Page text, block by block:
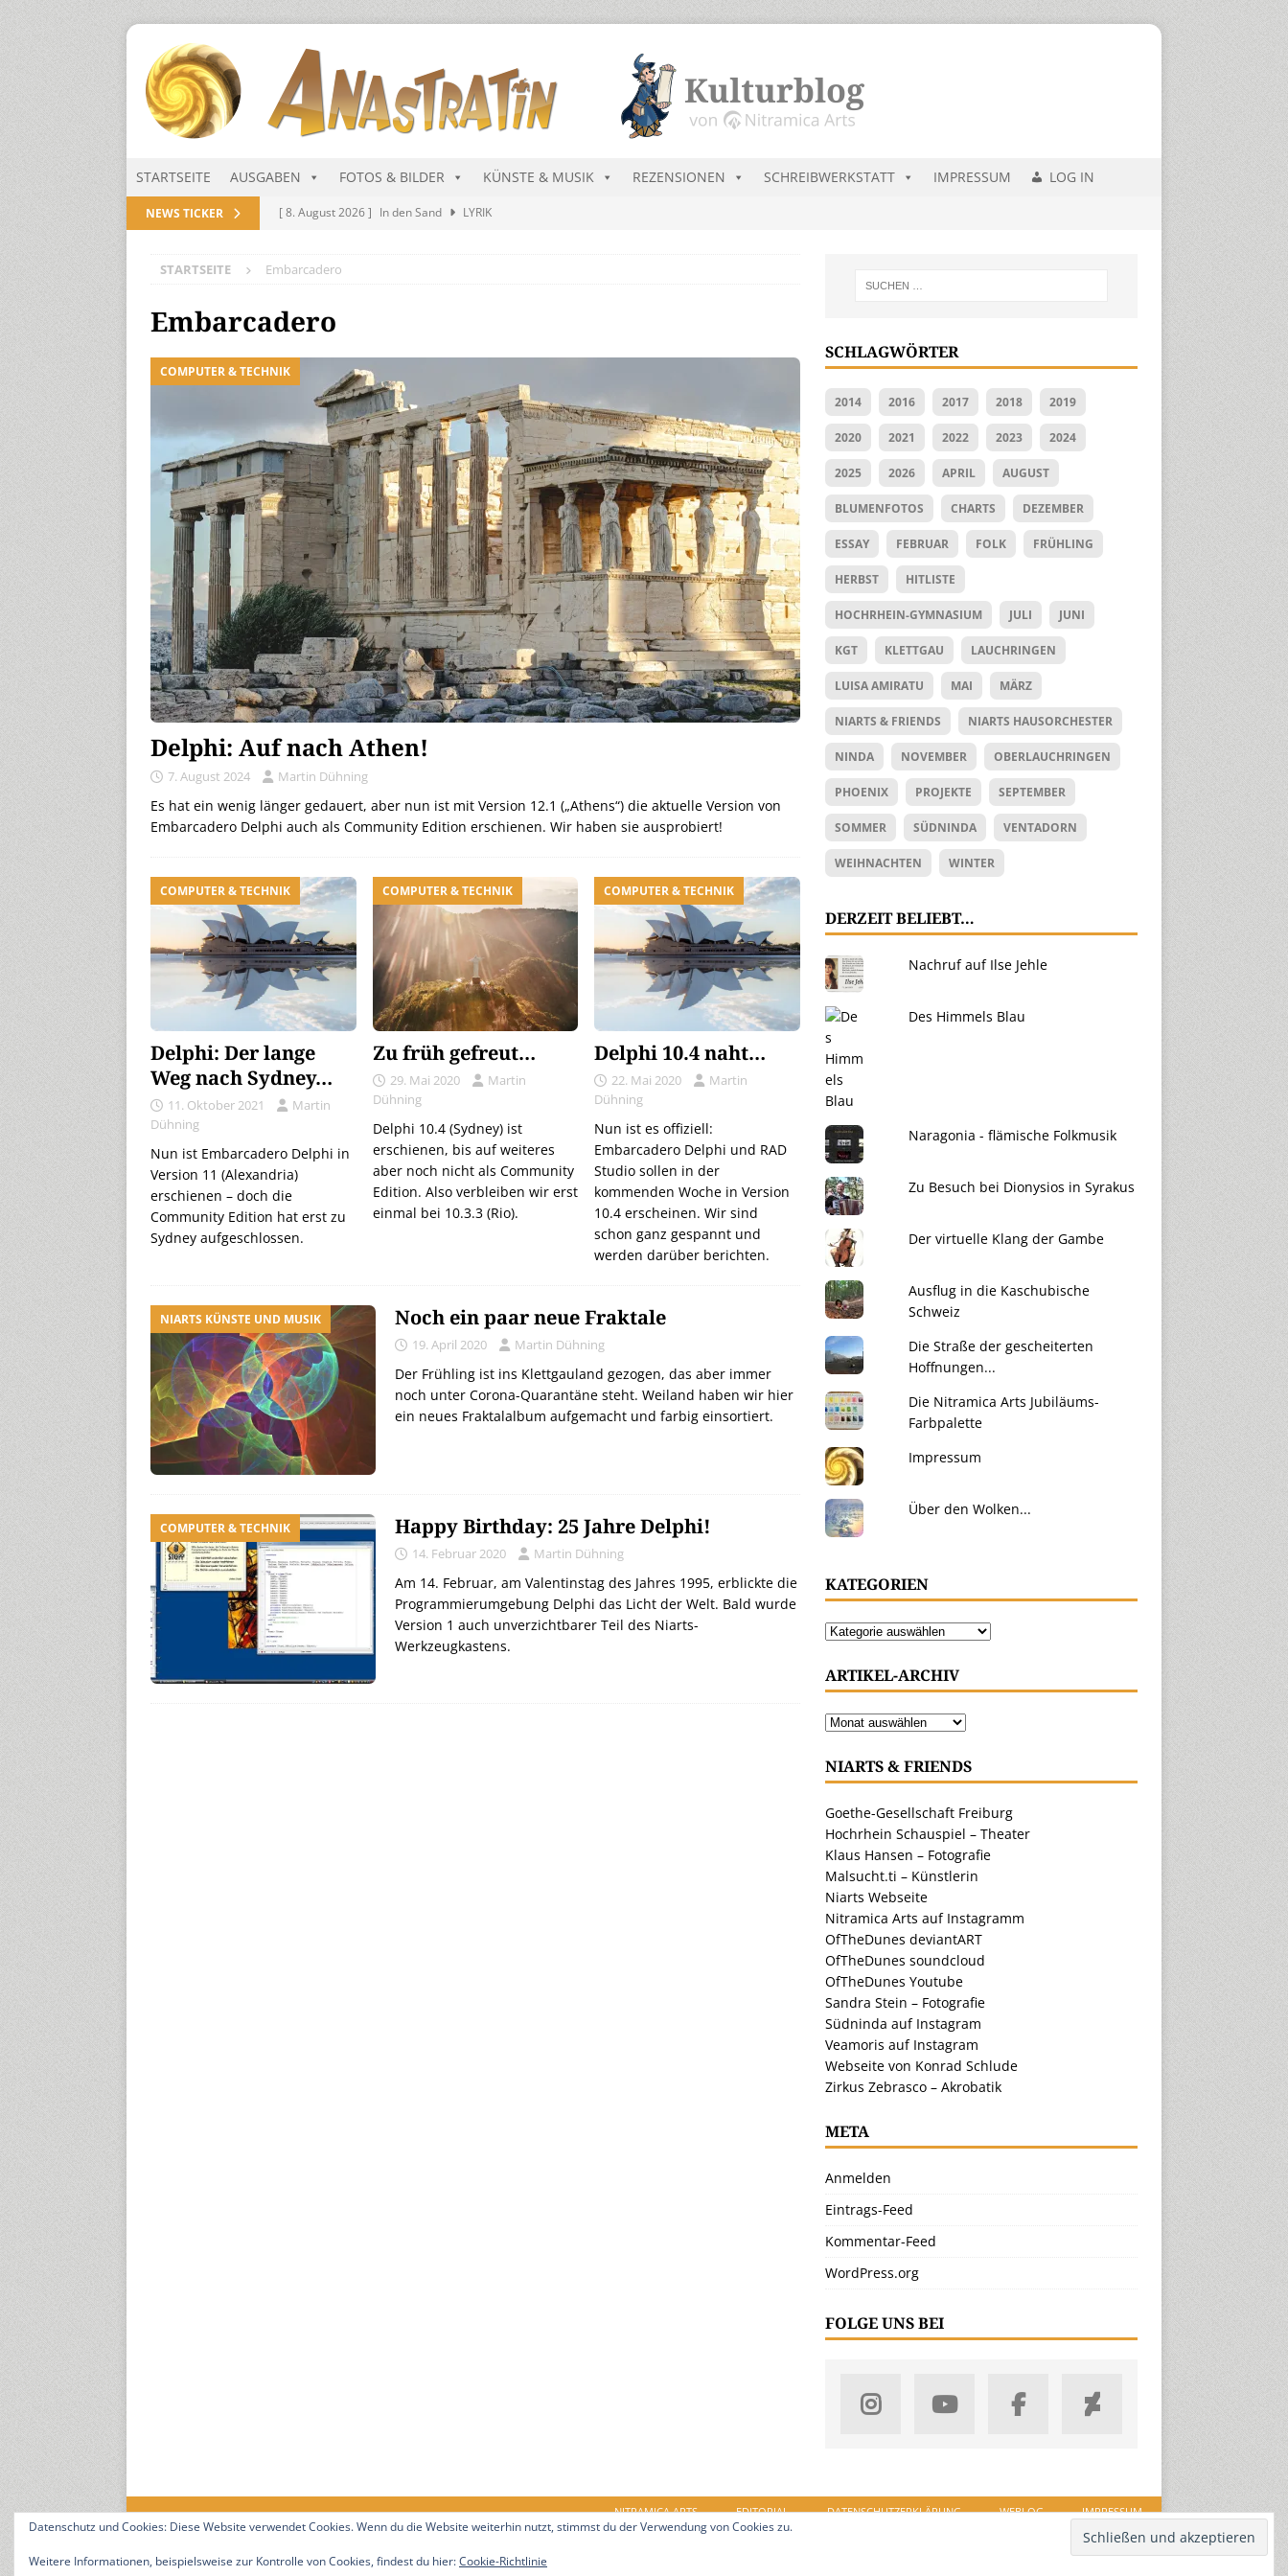
STARTSEITE AUSGABEN FOTOS & BILDER KÜNSTE & MUSIK REZENSIONEN SCHREIBWERKSTATT IMPRESSUM LOG IN
NEWS TICKER [ 8. August 2026 ] In den Sand
LYRIK
NITRAMIEN
[ 1. August 2026 ]
[ 1. August 2026 ]
STARTSEITE Embarcadero
Embarcadero
COMPUTER & TECHNIK
Delphi: Auf nach Athen!
7. August 2024 Martin Dühning
Es hat ein wenig länger gedauert, aber nun ist mit Version 12.1 („Athens“) die aktuelle Version von
Embarcadero Delphi auch als Community Edition erschienen. Wir haben sie ausprobiert!
COMPUTER & TECHNIK
Delphi: Der lange
Weg nach Sydney…
11. Oktober 2021
Martin
Dühning
Nun ist Embarcadero Delphi in
Version 11 (Alexandria)
erschienen – doch die
Community Edition hat erst zu
Sydney aufgeschlossen.
COMPUTER & TECHNIK
Zu früh gefreut…
29. Mai 2020
Martin
Dühning
Delphi 10.4 (Sydney) ist
erschienen, bis auf weiteres
aber noch nicht als Community
Edition. Also verbleiben wir erst
einmal bei 10.3.3 (Rio).
COMPUTER & TECHNIK
Delphi 10.4 naht…
22. Mai 2020
Martin
Dühning
Nun ist es offiziell:
Embarcadero Delphi und RAD
Studio sollen in der
kommenden Woche in Version
10.4 erscheinen. Wir sind
schon ganz gespannt und
werden darüber berichten.
NIARTS KÜNSTE UND MUSIK Noch ein paar neue Fraktale
19. April 2020 Martin Dühning
Der Frühling ist ins Klettgauland gezogen, das aber immer
noch unter Corona-Quarantäne steht. Weiland haben wir hier
ein neues Fraktalalbum aufgemacht und farbig einsortiert.
COMPUTER & TECHNIK Happy Birthday: 25 Jahre Delphi!
14. Februar 2020 Martin Dühning
Am 14. Februar, am Valentinstag des Jahres 1995, erblickte die
Programmierumgebung Delphi das Licht der Welt. Bald wurde
Version 1 auch unverzichtbarer Teil des Niarts-
Werkzeugkastens.
SCHLAGWÖRTER
2014 2016 2017 2018 2019
2020 2021 2022 2023 2024
2025 2026 APRIL AUGUST
BLUMENFOTOS CHARTS DEZEMBER
ESSAY FEBRUAR FOLK FRÜHLING
HERBST HITLISTE
HOCHRHEIN-GYMNASIUM JULI JUNI
KGT KLETTGAU LAUCHRINGEN
LUISA AMIRATU MAI MÄRZ
NIARTS & FRIENDS NIARTS HAUSORCHESTER
NINDA NOVEMBER OBERLAUCHRINGEN
PHOENIX PROJEKTE SEPTEMBER
SOMMER SÜDNINDA VENTADORN
WEIHNACHTEN WINTER
DERZEIT BELIEBT…
Nachruf auf Ilse Jehle
Des Himmels Blau
Naragonia - flämische Folkmusik
Zu Besuch bei Dionysios in Syrakus
Der virtuelle Klang der Gambe
Ausflug in die Kaschubische
Schweiz
Die Straße der gescheiterten
Hoffnungen...
Die Nitramica Arts Jubiläums-
Farbpalette
Impressum
Über den Wolken...
KATEGORIEN
ARTIKEL-ARCHIV
NIARTS & FRIENDS
Goethe-Gesellschaft Freiburg
Hochrhein Schauspiel – Theater
Klaus Hansen – Fotografie
Malsucht.ti – Künstlerin
Niarts Webseite
Nitramica Arts auf Instagramm
OfTheDunes deviantART
OfTheDunes soundcloud
OfTheDunes Youtube
Sandra Stein – Fotografie
Südninda auf Instagram
Veamoris auf Instagram
Webseite von Konrad Schlude
Zirkus Zebrasco – Akrobatik
META
Anmelden
Eintrags-Feed
Kommentar-Feed
WordPress.org
FOLGE UNS BEI
NITRAMICA ARTS EDITORIAL DATENSCHUTZERKLÄRUNG WEBLOG IMPRESSUM
Datenschutz und Cookies: Diese Website verwendet Cookies. Wenn du die Website weiterhin nutzt, stimmst du der Verwendung von Cookies zu.
Weitere Informationen, beispielsweise zur Kontrolle von Cookies, findest du hier:Cookie-Richtlinie